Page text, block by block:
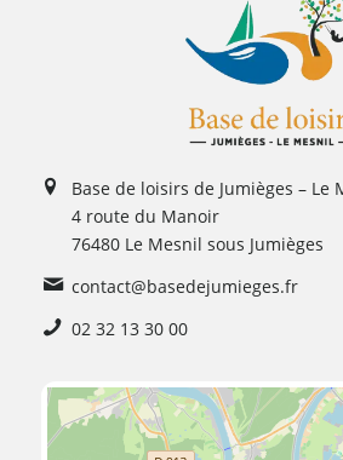
Base de loisirs de Jumièges – Le
4 route du Manoir
76480 Le Mesnil sous Jumièges
contact@basedejumieges.fr
02 32 13 30 00